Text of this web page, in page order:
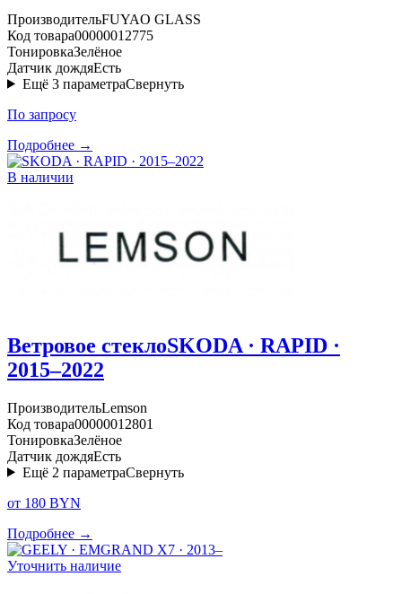
ПроизводительFUYAO GLASS
Код товара00000012775
ТонировкаЗелёное
Датчик дождяЕсть
Ещё 3 параметраСвернуть
По запросу
Подробнее →
В наличии
Ветровое стеклоSKODA · RAPID ·
2015–2022
ПроизводительLemson
Код товара00000012801
ТонировкаЗелёное
Датчик дождяЕсть
Ещё 2 параметраСвернуть
от 180 BYN
Подробнее →
Уточнить наличие